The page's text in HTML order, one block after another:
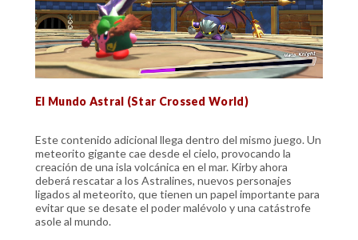
El Mundo Astral (Star Crossed World)
Este contenido adicional llega dentro del mismo juego. Un
meteorito gigante cae desde el cielo, provocando la
creación de una isla volcánica en el mar. Kirby ahora
deberá rescatar a los Astralines, nuevos personajes
ligados al meteorito, que tienen un papel importante para
evitar que se desate el poder malévolo y una catástrofe
asole al mundo.